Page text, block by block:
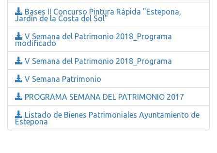
Bases II Concurso Pintura Rápida "Estepona,
Jardín de la Costa del Sol"
V Semana del Patrimonio 2018_Programa
modificado
V Semana del Patrimonio 2018_Programa
V Semana Patrimonio
PROGRAMA SEMANA DEL PATRIMONIO 2017
Listado de Bienes Patrimoniales Ayuntamiento de
Estepona